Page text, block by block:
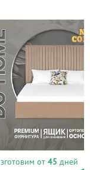
от 45 дней